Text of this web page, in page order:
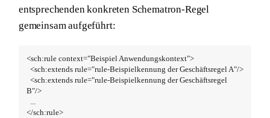
entsprechenden konkreten Schematron-Regel
gemeinsam aufgeführt:
<sch:rule context="Beispiel Anwendungskontext">
B"/>
</sch:rule>